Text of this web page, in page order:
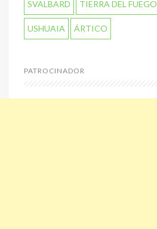
SVALBARD TIERRA DEL FUEGO
USHUAIA ÁRTICO
PATROCINADOR